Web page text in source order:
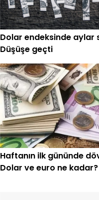
Dolar endeksinde aylar
Düşüşe geçti
Haftanın ilk gününde
Dolar ve euro ne kadar?